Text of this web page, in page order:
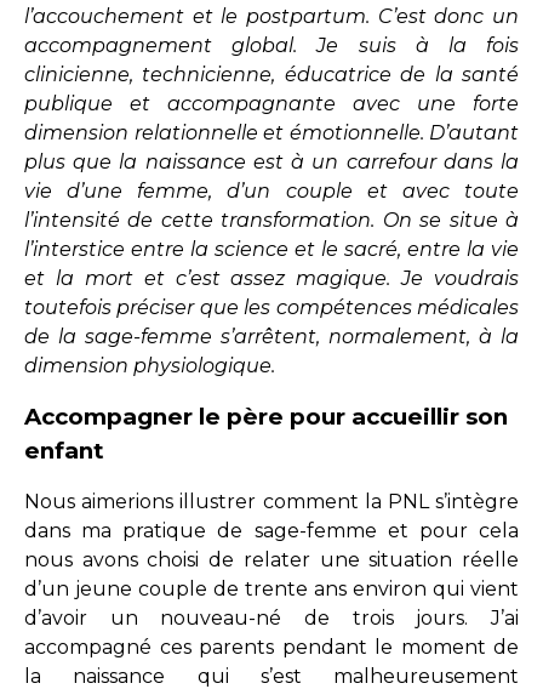
l’accouchement et le postpartum. C’est donc un
accompagnement global. Je suis à la fois
clinicienne, technicienne, éducatrice de la santé
publique et accompagnante avec une forte
dimension relationnelle et émotionnelle. D’autant
plus que la naissance est à un carrefour dans la
vie d’une femme, d’un couple et avec toute
l’intensité de cette transformation. On se situe à
l’interstice entre la science et le sacré, entre la vie
et la mort et c’est assez magique. Je voudrais
toutefois préciser que les compétences médicales
de la sage-femme s’arrêtent, normalement, à la
dimension physiologique.
Accompagner le père pour accueillir son
enfant
Nous aimerions illustrer comment la PNL s’intègre
dans ma pratique de sage-femme et pour cela
nous avons choisi de relater une situation réelle
d’un jeune couple de trente ans environ qui vient
d’avoir un nouveau-né de trois jours. J’ai
accompagné ces parents pendant le moment de
la naissance qui s’est malheureusement